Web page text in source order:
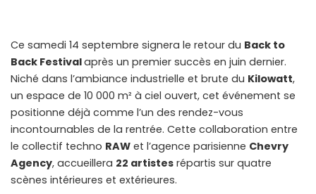
Ce samedi 14 septembre signera le retour du Back to
Back Festivalaprès un premier succès en juin dernier.
Niché dans l’ambiance industrielle et brute du Kilowatt,
un espace de 10 000 m² à ciel ouvert, cet événement se
positionne déjà comme l’un des rendez-vous
incontournables de la rentrée. Cette collaboration entre
le collectif techno RAW et l’agence parisienne Chevry
Agency, accueillera 22 artistes répartis sur quatre
scènes intérieures et extérieures.